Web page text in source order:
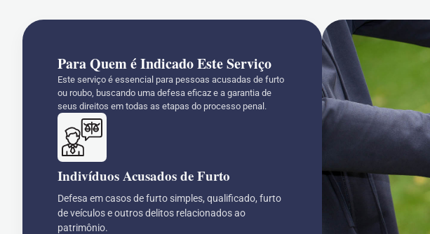
Para Quem é Indicado Este Serviço
Este serviço é essencial para pessoas acusadas de furto
ou roubo, buscando uma defesa eficaz e a garantia de
seus direitos em todas as etapas do processo penal.
Indivíduos Acusados de Furto
Defesa em casos de furto simples, qualificado, furto
de veículos e outros delitos relacionados ao
patrimônio.